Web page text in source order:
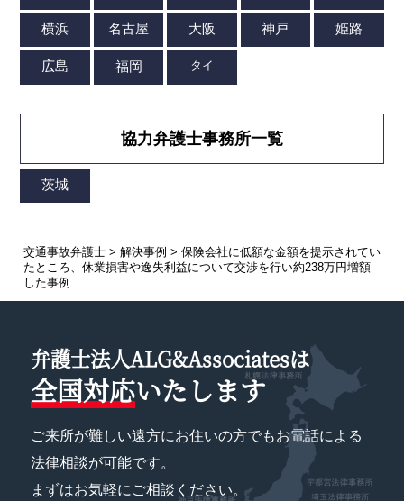
協力弁護士事務所一覧
交通事故弁護士> 解決事例 > 保険会社に低額な金額を提示されてい
たところ、休業損害や逸失利益について交渉を行い約238万円増額
した事例
弁護士法人ALG&Associatesは
全国対応いたします
ご来所が難しい遠方にお住いの方でもお電話による
法律相談が可能です。
まずはお気軽にご相談ください。